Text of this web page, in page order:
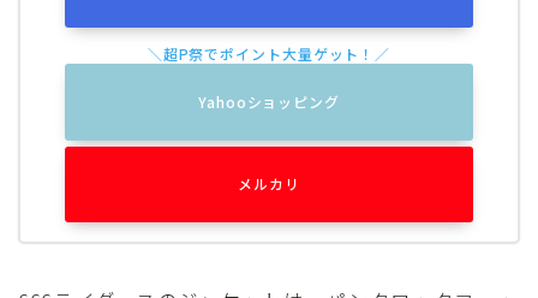
Yahooショッピング
メルカリ